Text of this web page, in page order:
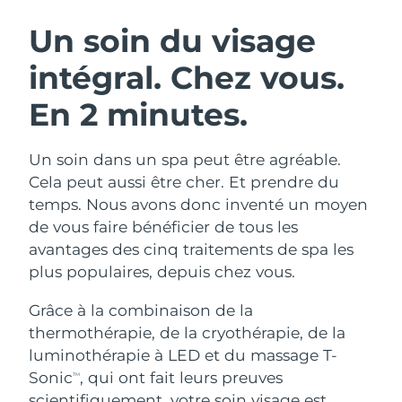
Un soin du visage
intégral. Chez vous.
En 2 minutes.
Un soin dans un spa peut être agréable.
Cela peut aussi être cher. Et prendre du
temps. Nous avons donc inventé un moyen
de vous faire bénéficier de tous les
avantages des cinq traitements de spa les
plus populaires, depuis chez vous.
Grâce à la combinaison de la
thermothérapie, de la cryothérapie, de la
luminothérapie à LED et du massage T-
SonicTM, qui ont fait leurs preuves
Nettoyage du visage
Anti-aging massage
LUNA™ 4 Plus
Massage, LED heating
LUNA™ 4 Men
For men, anti-aging massage
Lifting
Microcurrent toning
BEAR™ 2 go
Microcurrent toning on-the-go
BEAR™ 2 eyes & lips
Microcurrent line smoothing device
Hydratation
UFO™ 3 coffret
Deep facial hydration
UFO™ 3 LED
Near-infrared and red light therapy
device
Soin bucco-dentaire
issa™ 4
Hybrid silicone sonic toothbrush
issa™ 4 plus
Smart hybrid silicone sonic toothbrush
FAQ™ TRAITEMENT ANTI-ÂGE
Anti-âge Traitements LED
NEW
Autriche Livraison estimée
Bahreïn Livraison estimée9/8/26
Belgique Livraison estimée
Bermudes Livraison estimée14/8/26
Bosnie-Herzégovine Livraison estimée
Bulgarie Livraison estimée
Canada Livraison estimée 12/8/26
Chili Livraison estimée